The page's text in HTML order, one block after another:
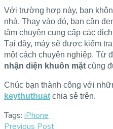
Với trường hợp này, bạn
nhà. Thay vào đó, bạn cần
tâm chuyên cung cấp các
Tại đây, máy sẽ được kiểm
một cách chuyên nghiệp. Từ
nhận diện khuôn mặt cũng
Chúc bạn thành công với
keythuthuat chia sẻ trên.
Tags: iPhone
Previous Post